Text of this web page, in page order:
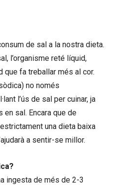
de sal a la nostra dieta.
l’organisme reté líquid,
que fa treballar més al cor.
no només
l’ús de sal per cuinar, ja
sal. Encara que de
una dieta baixa
a sentir-se millor.
ingesta de més de 2-3